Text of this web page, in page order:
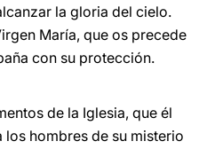
la gloria del cielo.
María, que os precede
con su protección.
de la Iglesia, que él
hombres de su misterio